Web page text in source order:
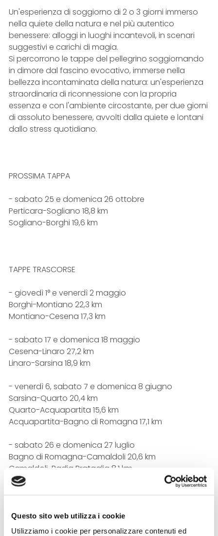
Questo sito web utilizza i cookie
Utilizziamo i cookie per personalizzare contenuti ed
Un'esperienza di soggiorno di 2 o 3 giorni immerso
nella quiete della natura e nel più autentico
benessere: alloggi in luoghi incantevoli, in scenari
suggestivi e carichi di magia.
Si percorrono le tappe del pellegrino soggiornando
in dimore dal fascino evocativo, immerse nella
bellezza incontaminata della natura: un'esperienza
straordinaria di riconnessione con la propria
essenza e con l'ambiente circostante, per due giorni
di assoluto benessere, avvolti dalla quiete e lontani
dallo stress quotidiano.
PROSSIMA TAPPA
- sabato 25 e domenica 26 ottobre
Perticara-Sogliano 18,8 km
Sogliano-Borghi 19,6 km
TAPPE TRASCORSE
- giovedì 1° e venerdì 2 maggio
Borghi-Montiano 22,3 km
Montiano-Cesena 17,3 km
- sabato 17 e domenica 18 maggio
Cesena-Linaro 27,2 km
Linaro-Sarsina 18,9 km
- venerdì 6, sabato 7 e domenica 8 giugno
Sarsina-Quarto 20,4 km
Quarto-Acquapartita 15,6 km
Acquapartita-Bagno di Romagna 17,1 km
- sabato 26 e domenica 27 luglio
Bagno di Romagna-Camaldoli 20,6 km
Camaldoli-Badia Prataglia 8,1 km
La Verna-Verghereto 17,6 km
Verghereto-Le Balze 13,5 km